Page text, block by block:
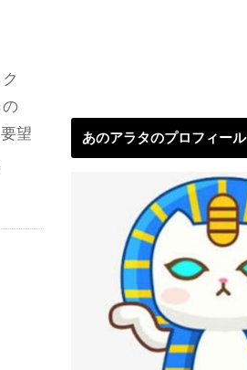
望
あのアラタのプロフィール